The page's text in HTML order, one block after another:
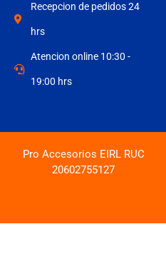
Recepcion de pedidos 24
hrs
Atencion online 10:30 -
19:00 hrs
Pro Accesorios EIRL RUC
20602755127